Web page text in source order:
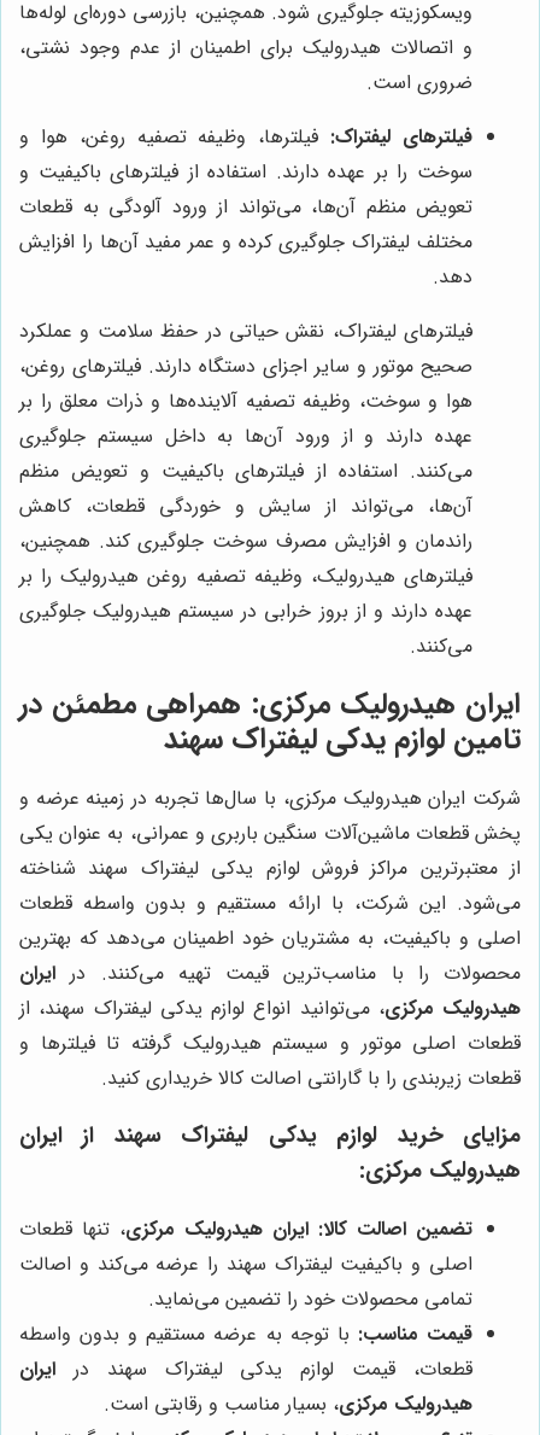
ویسکوزیته جلوگیری شود. همچنین، بازرسی دوره‌ای لوله‌ها
و اتصالات هیدرولیک برای اطمینان از عدم وجود نشتی،
ضروری است.
فیلترهای لیفتراک: فیلترها، وظیفه تصفیه روغن، هوا و
سوخت را بر عهده دارند. استفاده از فیلترهای باکیفیت و
تعویض منظم آن‌ها، می‌تواند از ورود آلودگی به قطعات
مختلف لیفتراک جلوگیری کرده و عمر مفید آن‌ها را افزایش
دهد.
فیلترهای لیفتراک، نقش حیاتی در حفظ سلامت و عملکرد
صحیح موتور و سایر اجزای دستگاه دارند. فیلترهای روغن،
هوا و سوخت، وظیفه تصفیه آلاینده‌ها و ذرات معلق را بر
عهده دارند و از ورود آن‌ها به داخل سیستم جلوگیری
می‌کنند. استفاده از فیلترهای باکیفیت و تعویض منظم
آن‌ها، می‌تواند از سایش و خوردگی قطعات، کاهش
راندمان و افزایش مصرف سوخت جلوگیری کند. همچنین،
فیلترهای هیدرولیک، وظیفه تصفیه روغن هیدرولیک را بر
عهده دارند و از بروز خرابی در سیستم هیدرولیک جلوگیری
می‌کنند.
ایران هیدرولیک مرکزی: همراهی مطمئن در
تامین لوازم یدکی لیفتراک سهند
شرکت ایران هیدرولیک مرکزی، با سال‌ها تجربه در زمینه عرضه و
پخش قطعات ماشین‌آلات سنگین باربری و عمرانی، به عنوان یکی
از معتبرترین مراکز فروش لوازم یدکی لیفتراک سهند شناخته
می‌شود. این شرکت، با ارائه مستقیم و بدون واسطه قطعات
اصلی و باکیفیت، به مشتریان خود اطمینان می‌دهد که بهترین
محصولات را با مناسب‌ترین قیمت تهیه می‌کنند. در ایران
هیدرولیک مرکزی، می‌توانید انواع لوازم یدکی لیفتراک سهند، از
قطعات اصلی موتور و سیستم هیدرولیک گرفته تا فیلترها و
قطعات زیربندی را با گارانتی اصالت کالا خریداری کنید.
مزایای خرید لوازم یدکی لیفتراک سهند از ایران
هیدرولیک مرکزی:
تضمین اصالت کالا: ایران هیدرولیک مرکزی، تنها قطعات
اصلی و باکیفیت لیفتراک سهند را عرضه می‌کند و اصالت
تمامی محصولات خود را تضمین می‌نماید.
قیمت مناسب: با توجه به عرضه مستقیم و بدون واسطه
قطعات، قیمت لوازم یدکی لیفتراک سهند در ایران
هیدرولیک مرکزی، بسیار مناسب و رقابتی است.